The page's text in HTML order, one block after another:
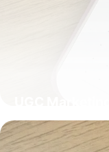
2025
25 mai 2026